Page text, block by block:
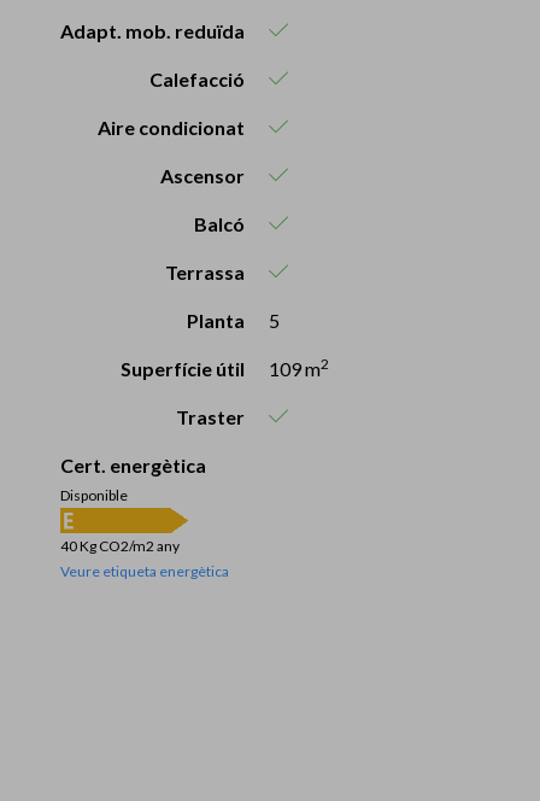
Adapt. mob. reduïda
Calefacció
Aire condicionat
Ascensor
Balcó
Terrassa
Planta 5
Superfície útil 109 m2
Traster
Cert. energètica
Disponible
40 Kg CO2/m2 any
Veure etiqueta energètica